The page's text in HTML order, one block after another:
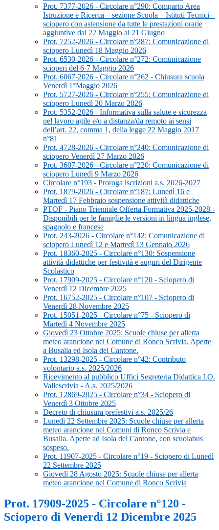
Prot. 7377-2026 - Circolare n°290: Comparto Area
Istruzione e Ricerca – sezione Scuola – Istituti Tecnici –
sciopero con astensione da tutte le prestazioni orarie
aggiuntive dal 22 Maggio al 21 Giugno
Prot. 7252-2026 - Circolare n°287: Comunicazione di
sciopero Lunedì 18 Maggio 2026
Prot. 6530-2026 - Circolare n°272: Comunicazione
scioperi del 6-7 Maggio 2026
Prot. 6067-2026 - Circolare n°262 - Chiusura scuola
Venerdì 1°Maggio 2026
Prot. 5727-2026 - Circolare n°255: Comunicazione di
sciopero Lunedì 20 Marzo 2026
Prot. 5352-2026 - Informativa sulla salute e sicurezza
nel lavoro agile e/o a distanza/da remoto ai sensi
dell’art. 22, comma 1, della legge 22 Maggio 2017
n°81
Prot. 4728-2026 - Circolare n°240: Comunicazione di
sciopero Venerdì 27 Marzo 2026
Prot. 3607-2026 - Circolare n°220: Comunicazione di
sciopero Lunedì 9 Marzo 2026
Circolare n°193 - Proroga iscrizioni a.s. 2026-2027
Prot. 1879-2026 - Circolare n°187: Lunedì 16 e
Martedì 17 Febbraio sospensione attività didattiche
PTOF - Piano Triennale Offerta Formativa 2025-2028 -
Disponibili per le famiglie le versioni in lingua inglese,
spagnolo e francese
Prot. 243-2026 - Circolare n°142: Comunicazione di
sciopero Lunedì 12 e Martedì 13 Gennaio 2026
Prot. 18360-2025 - Circolare n°130: Sospensione
attività didattiche per festività e auguri del Dirigente
Scolastico
Prot. 17909-2025 - Circolare n°120 - Sciopero di
Venerdì 12 Dicembre 2025
Prot. 16752-2025 - Circolare n°107 - Sciopero di
Venerdì 28 Novembre 2025
Prot. 15051-2025 - Circolare n°75 - Sciopero di
Martedì 4 Novembre 2025
Giovedì 23 Ottobre 2025: Scuole chiuse per allerta
meteo arancione nel Comune di Ronco Scrivia. Aperte
a Busalla ed Isola del Cantone.
Prot. 13298-2025 - Circolare n°42: Contributo
volontario a.s. 2025/2026
Ricevimento al pubblico Uffici Segreteria Didattica I.O.
Vallescrivia - A.s. 2025/2026
Prot. 12869-2025 - Circolare n°34 - Sciopero di
Venerdì 3 Ottobre 2025
Decreto di chiusura prefestivi a.s. 2025/26
Lunedì 22 Settembre 2025: Scuole chiuse per allerta
meteo arancione nei Comuni di Ronco Scrivia e
Busalla. Aperte ad Isola del Cantone, con scuolabus
sospeso.
Prot. 11907-2025 - Circolare n°19 - Sciopero di Lunedì
22 Settembre 2025
Giovedì 28 Agosto 2025: Scuole chiuse per allerta
meteo arancione nel Comune di Ronco Scrivia
Prot. 17909-2025 - Circolare n°120 -
Sciopero di Venerdì 12 Dicembre 2025